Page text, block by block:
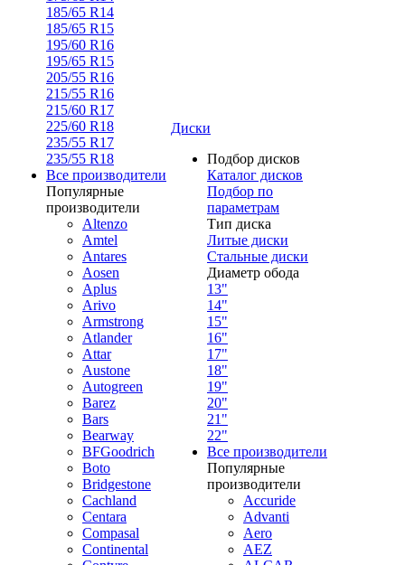
185/65 R14
185/65 R15
195/60 R16
195/65 R15
205/55 R16
215/55 R16
215/60 R17
225/60 R18
235/55 R17
235/55 R18
Все производители
Популярные
производители
Altenzo
Amtel
Antares
Aosen
Aplus
Arivo
Armstrong
Atlander
Attar
Austone
Autogreen
Barez
Bars
Bearway
BFGoodrich
Boto
Bridgestone
Cachland
Centara
Compasal
Continental
Диски
Подбор дисков
Каталог дисков
Подбор по
параметрам
Тип диска
Литые диски
Стальные диски
Диаметр обода
13"
14"
15"
16"
17"
18"
19"
20"
21"
22"
Все производители
Популярные
производители
Accuride
Advanti
Aero
AEZ